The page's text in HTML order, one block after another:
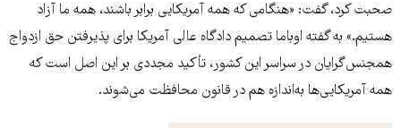
صحبت کرد، گفت: «هنگامی که همه آمریکایی برابر باشند، همه ما آزاد
هستیم.» به گفته اوباما تصمیم دادگاه عالی آمریکا برای پذیرفتن حق ازدواج
همجنس‌گرایان در سراسر این کشور، تأکید مجددی بر این اصل است که
همه آمریکایی‌ها به‌اندازه هم در قانون محافظت می‌شوند.